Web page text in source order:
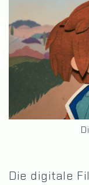
Die digitale